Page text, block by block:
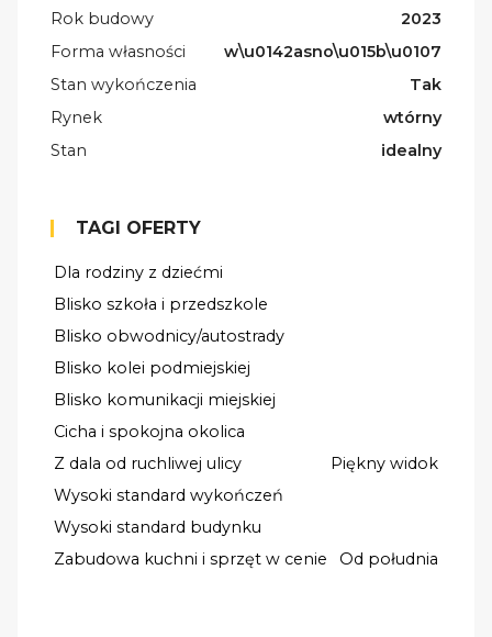
Rok budowy
2023
Forma własności
w\u0142asno\u015b\u0107
Stan wykończenia
Tak
Rynek
wtórny
Stan
idealny
TAGI OFERTY
Dla rodziny z dziećmi
Blisko szkoła i przedszkole
Blisko obwodnicy/autostrady
Blisko kolei podmiejskiej
Blisko komunikacji miejskiej
Cicha i spokojna okolica
Z dala od ruchliwej ulicy
Piękny widok
Wysoki standard wykończeń
Wysoki standard budynku
Zabudowa kuchni i sprzęt w cenie
Od południa